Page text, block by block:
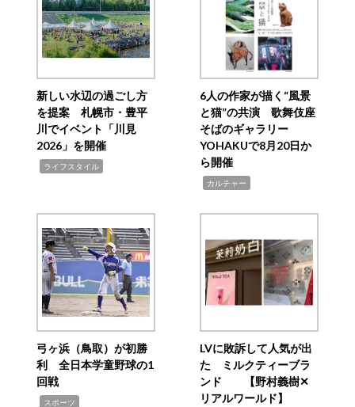
新しい水辺の過ごし方
を提案 札幌市・豊平
川でイベント「川見
2026」を開催
ライフスタイル
6人の作家が描く“風景
と猫”の共演 歌舞伎座
そばのギャラリー
YOHAKUで8月20日か
ら開催
カルチャー
弓ヶ浜（鳥取）が初勝
利 全日本学童野球の1
回戦
スポーツ
LVに敗訴して人気が出
た ミルクティーブラ
ンド 【野村義樹✕
リアルワールド】